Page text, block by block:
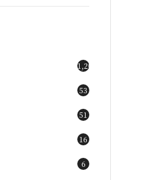
1,202
53
51
16
6